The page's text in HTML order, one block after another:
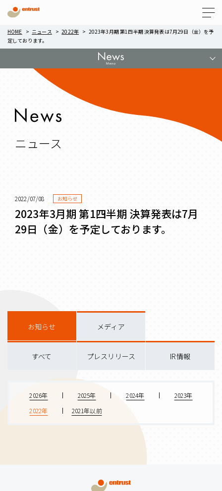
HOME ニュース 2022年
2023年3月期 第1四半期 決算発表は7月29日（金）を予
定しております。
ニュース
2022/07/08 お知らせ
2023年3月期 第1四半期 決算発表は7月
29日（金）を予定しております。
すべて プレスリリース IR情報
お知らせ メディア
2026年 2025年 2024年
2023年
2022年
2021年以前